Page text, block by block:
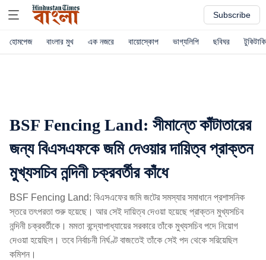
Subscribe
হোমপেজ বাংলার মুখ এক নজরে বায়োস্কোপ ভাগ্যলিপি ছবিঘর টুকিটাকি
BSF Fencing Land: সীমান্তে কাঁটাতারের
জন্য বিএসএফকে জমি দেওয়ার দায়িত্ব প্রাক্তন
মুখ্যসচিব নন্দিনী চক্রবর্তীর কাঁধে
BSF Fencing Land: বিএসএফের জমি জটের সমস্যার সমাধানে প্রশাসনিক
স্তরে তৎপরতা শুরু হয়েছে। আর সেই দায়িত্ব দেওয়া হয়েছে প্রাক্তন মুখ্যসচিব
নন্দিনী চক্রবর্তীকে। মমতা বন্দ্যোপাধ্যায়ের সরকারে তাঁকে মুখ্যসচিব পদে নিয়োগ
দেওয়া হয়েছিল। তবে নির্বাচনী নির্ঘণ্ট বাজতেই তাঁকে সেই পদ থেকে সরিয়েছিল
কমিশন।